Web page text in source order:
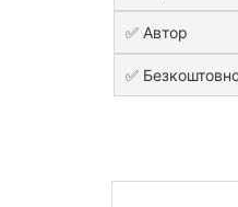
✅ Автор
✅